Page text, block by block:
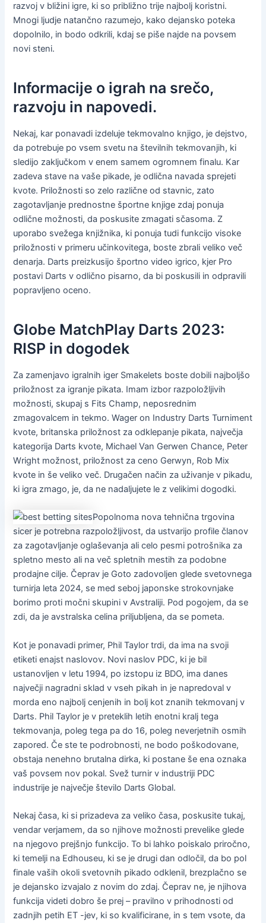
razvoj v bližini igre, ki so približno trije najbolj koristni.
Mnogi ljudje natančno razumejo, kako dejansko poteka
dopolnilo, in bodo odkrili, kdaj se piše najde na povsem
novi steni.
Informacije o igrah na srečo,
razvoju in napovedi.
Nekaj, kar ponavadi izdeluje tekmovalno knjigo, je dejstvo,
da potrebuje po vsem svetu na številnih tekmovanjih, ki
sledijo zaključkom v enem samem ogromnem finalu. Kar
zadeva stave na vaše pikade, je odlična navada sprejeti
kvote. Priložnosti so zelo različne od stavnic, zato
zagotavljanje prednostne športne knjige zdaj ponuja
odlične možnosti, da poskusite zmagati sčasoma. Z
uporabo svežega knjižnika, ki ponuja tudi funkcijo visoke
priložnosti v primeru učinkovitega, boste zbrali veliko več
denarja. Darts preizkusijo športno video igrico, kjer Pro
postavi Darts v odlično pisarno, da bi poskusili in odpravili
popravljeno oceno.
Globe MatchPlay Darts 2023:
RISP in dogodek
Za zamenjavo igralnih iger Smakelets boste dobili najboljšo
priložnost za igranje pikata. Imam izbor razpoložljivih
možnosti, skupaj s Fits Champ, neposrednim
zmagovalcem in tekmo. Wager on Industry Darts Turniment
kvote, britanska priložnost za odklepanje pikata, največja
kategorija Darts kvote, Michael Van Gerwen Chance, Peter
Wright možnost, priložnost za ceno Gerwyn, Rob Mix
kvote in še veliko več. Drugačen način za uživanje v pikadu,
ki igra zmago, je, da ne nadaljujete le z velikimi dogodki.
Popolnoma nova tehnična trgovina
sicer je potrebna razpoložljivost, da ustvarijo profile članov
za zagotavljanje oglaševanja ali celo pesmi potrošnika za
spletno mesto ali na več spletnih mestih za podobne
prodajne cilje. Čeprav je Goto zadovoljen glede svetovnega
turnirja leta 2024, se med seboj japonske strokovnjake
borimo proti močni skupini v Avstraliji. Pod pogojem, da se
zdi, da je avstralska celina priljubljena, da se pometa.
Kot je ponavadi primer, Phil Taylor trdi, da ima na svoji
etiketi enajst naslovov. Novi naslov PDC, ki je bil
ustanovljen v letu 1994, po izstopu iz BDO, ima danes
največji nagradni sklad v vseh pikah in je napredoval v
morda eno najbolj cenjenih in bolj kot znanih tekmovanj v
Darts. Phil Taylor je v preteklih letih enotni kralj tega
tekmovanja, poleg tega pa do 16, poleg neverjetnih osmih
zapored. Če ste te podrobnosti, ne bodo poškodovane,
obstaja nenehno brutalna dirka, ki postane še ena oznaka
vaš povsem nov pokal. Svež turnir v industriji PDC
industrije je največje število Darts Global.
Nekaj ​​časa, ki si prizadeva za veliko časa, poskusite tukaj,
vendar verjamem, da so njihove možnosti prevelike glede
na njegovo prejšnjo funkcijo. To bi lahko poiskalo priročno,
ki temelji na Edhouseu, ki se je drugi dan odločil, da bo pol
finale vaših okoli svetovnih pikado odklenil, brezplačno se
je dejansko izvajalo z novim do zdaj. Čeprav ne, je njihova
funkcija videti dobro še prej – pravilno v prihodnosti od
zadnjih petih ET -jev, ki so kvalificirane, in s tem vsote, da